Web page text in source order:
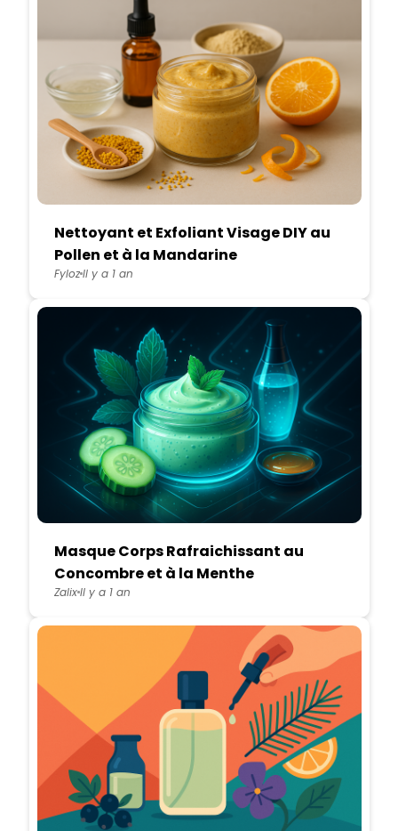
Nettoyant et Exfoliant Visage DIY au
Pollen et à la Mandarine
FylozIl y a 1 an
Masque Corps Rafraichissant au
Concombre et à la Menthe
ZalixIl y a 1 an